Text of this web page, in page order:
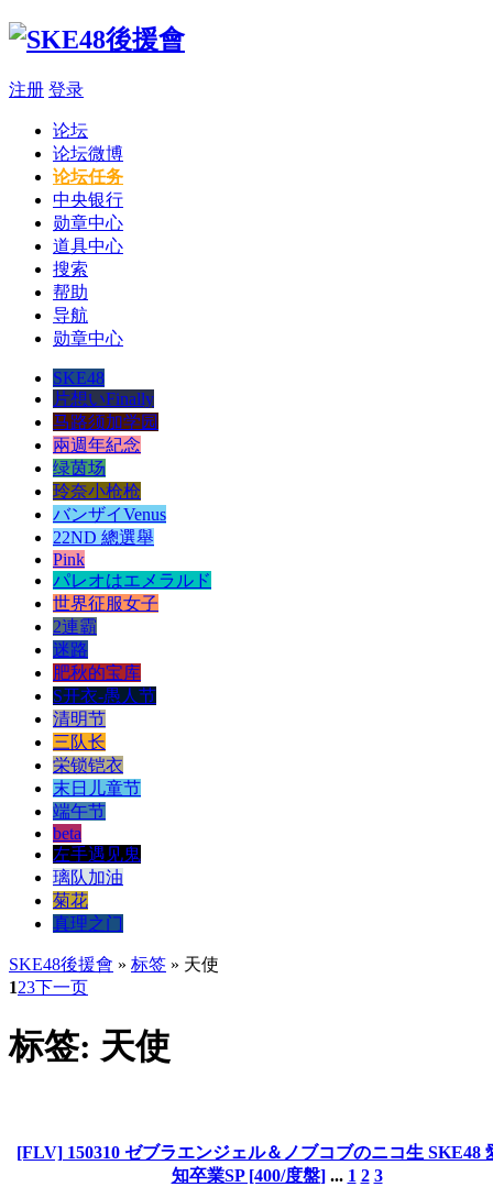
注册 登录
论坛
论坛微博
论坛任务
中央银行
勋章中心
道具中心
搜索
帮助
导航
勋章中心
SKE48
片想いFinally
马路须加学园
兩週年紀念
绿茵场
玲奈小枪枪
バンザイVenus
22ND 總選舉
Pink
パレオはエメラルド
世界征服女子
2連霸
迷路
肥秋的宝库
S开衣-愚人节
清明节
三队长
栄锁铠衣
末日儿童节
端午节
beta
左手遇见鬼
璃队加油
菊花
真理之门
SKE48後援會 » 标签 » 天使
123下一页
标签: 天使
[FLV] 150310 ゼブラエンジェル＆ノブコブのニコ生 SKE48
知卒業SP [400/度盤] ... 1 2 3